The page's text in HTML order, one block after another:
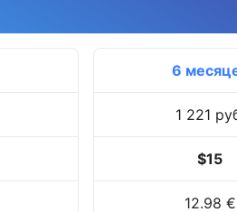
6
1 221
$15
12.98 €